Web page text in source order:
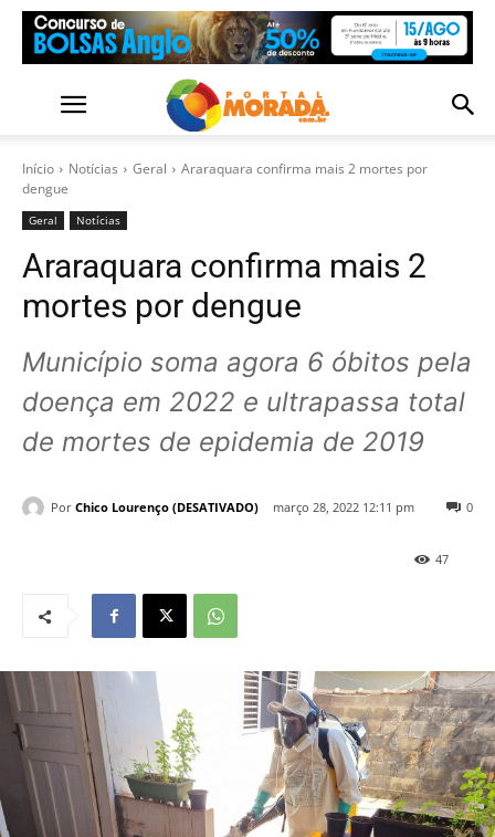
Início Notícias Geral
Araraquara confirma mais 2 mortes por
dengue
Geral Notícias
Araraquara confirma mais 2
mortes por dengue
Município soma agora 6 óbitos pela
doença em 2022 e ultrapassa total
de mortes de epidemia de 2019
Por Chico Lourenço (DESATIVADO) março 28, 2022 12:11 pm 0
47